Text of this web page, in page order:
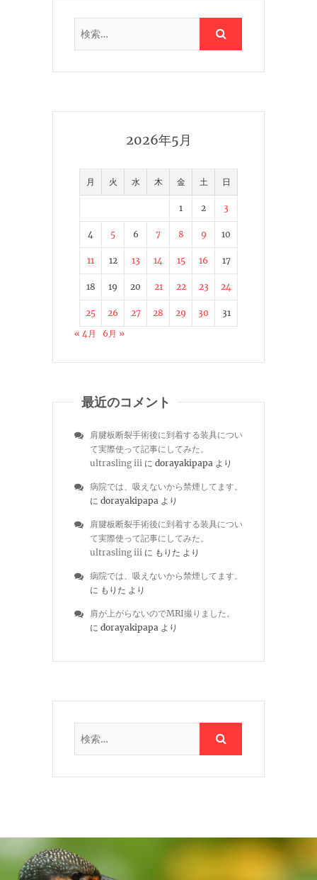
2026年5月
月 火 水 木 金 土 日
1 2 3
4 5 6 7 8 9 10
11 12 13 14 15 16 17
18 19 20 21 22 23 24
25 26 27 28 29 30
31
« 4月
6月 »
最近のコメント
肩腱板断裂手術後に到着する装具につい
て実際使って記事にしてみた。
ultrasling iii に dorayakipapa より
病院では、吸えないから禁煙してます。
に dorayakipapa より
肩腱板断裂手術後に到着する装具につい
て実際使って記事にしてみた。
ultrasling iii に もりた より
病院では、吸えないから禁煙してます。
に もりた より
肩が上がらないのでMRI撮りました。
に dorayakipapa より